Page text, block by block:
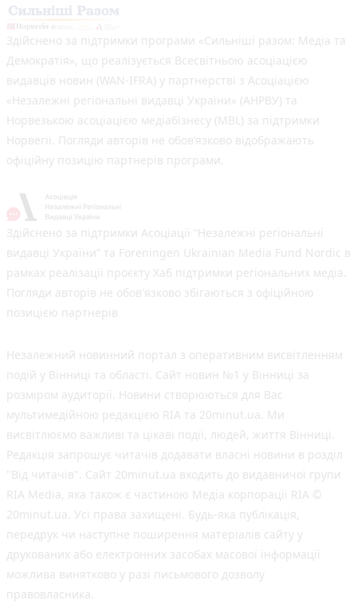
Здійснено за підтримки програми «Сильніші разом: Медіа та
Демократія», що реалізується Всесвітньою асоціацією
видавців новин (WAN-IFRA) у партнерстві з Асоціацією
«Незалежні регіональні видавці України» (АНРВУ) та
Норвезькою асоціацією медіабізнесу (MBL) за підтримки
Норвегії. Погляди авторів не обов’язково відображають
офіційну позицію партнерів програми.
Здійснено за підтримки Асоціації “Незалежні регіональні
видавці України” та Foreningen Ukrainian Media Fund Nordic в
рамках реалізації проєкту Хаб підтримки регіональних медіа.
Погляди авторів не обов'язково збігаються з офіційною
позицією партнерів
Незалежний новинний портал з оперативним висвітленням
подій у Вінниці та області. Сайт новин №1 у Вінниці за
розміром аудиторії. Новини створюються для Вас
мультимедійною редакцією RIA та 20minut.ua. Ми
висвітлюємо важливі та цікаві події, людей, життя Вінниці.
Редакція запрошує читачів додавати власні новини в розділ
"Від читачів". Сайт 20minut.ua входить до видавничої групи
RIA Media, яка також є частиною Медіа корпорації RIA ©
20minut.ua. Усі права захищені. Будь-яка публiкацiя,
передрук чи наступне поширення матеріалів сайту у
друкованих або електронних засобах масової інформації
можлива винятково у разі письмового дозволу
правовласника.